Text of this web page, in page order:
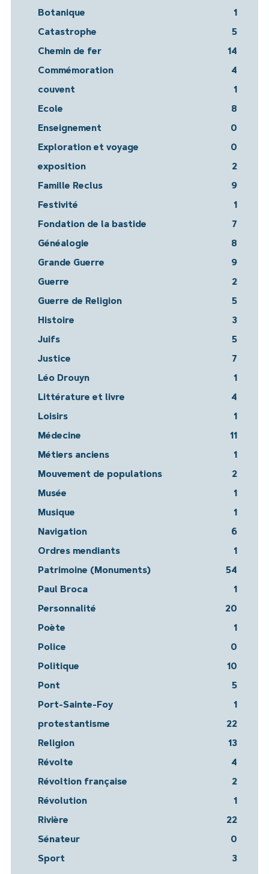
Botanique 1
Catastrophe 5
Chemin de fer 14
Commémoration 4
couvent 1
Ecole 8
Enseignement 0
Exploration et voyage 0
exposition 2
Famille Reclus 9
Festivité 1
Fondation de la bastide 7
Généalogie 8
Grande Guerre 9
Guerre 2
Guerre de Religion 5
Histoire 3
Juifs 5
Justice 7
Léo Drouyn 1
Littérature et livre 4
Loisirs 1
Médecine 11
Métiers anciens 1
Mouvement de populations 2
Musée 1
Musique 1
Navigation 6
Ordres mendiants 1
Patrimoine (Monuments) 54
Paul Broca 1
Personnalité 20
Poète 1
Police 0
Politique 10
Pont 5
Port-Sainte-Foy 1
protestantisme 22
Religion 13
Révolte 4
Révoltion française 2
Révolution 1
Rivière 22
Sénateur 0
Sport 3